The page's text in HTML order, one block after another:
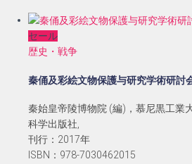
格
¥3,800
し
価
で
セール
歴史・戦争
秦俑及彩絵文物保護与研究学術研討
秦始皇帝陵博物院 (編)，慕尼黒工業
科学出版社,
刊行：2017年
ISBN：978-7030462015